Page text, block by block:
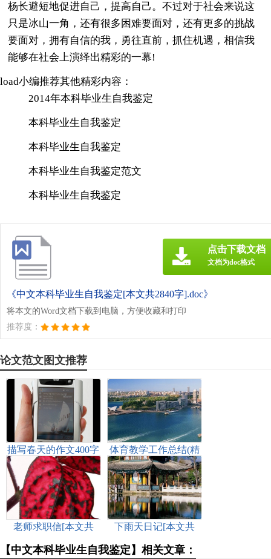
杨长避短地促进自己，提高自己。不过对于社会来说这
只是冰山一角，还有很多困难要面对，还有更多的挑战
要面对，拥有自信的我，勇往直前，抓住机遇，相信我
能够在社会上演绎出精彩的一幕!
load小编推荐其他精彩内容：
2014年本科毕业生自我鉴定
本科毕业生自我鉴定
本科毕业生自我鉴定
本科毕业生自我鉴定范文
本科毕业生自我鉴定
《中文本科毕业生自我鉴定[本文共2840字].doc》
将本文的Word文档下载到电脑，方便收藏和打印
推荐度：
点击下载文档
文档为doc格式
论文范文图文推荐
描写春天的作文400字
[本文共3448字]
体育教学工作总结(精
选多篇)[本文共7080
字]
老师求职信[本文共
下雨天日记[本文共
【中文本科毕业生自我鉴定】相关文章：